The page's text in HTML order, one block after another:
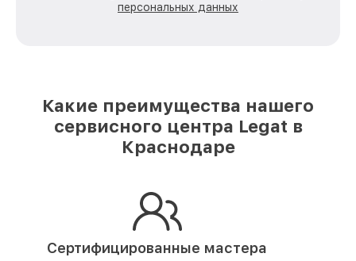
персональных данных
Какие преимущества нашего
сервисного центра Legat в
Краснодаре
Сертифицированные мастера